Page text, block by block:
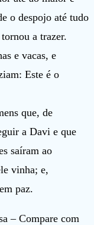
o despojo até tudo
a trazer.
e vacas, e
Este é o
que, de
a Davi e que
saíram ao
vinha; e,
paz.
– Compare com